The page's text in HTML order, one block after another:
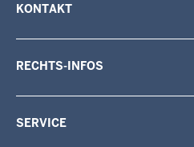
KONTAKT
RECHTS-INFOS
SERVICE